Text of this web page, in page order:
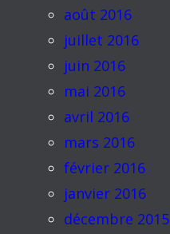
août 2016
juillet 2016
juin 2016
mai 2016
avril 2016
mars 2016
février 2016
janvier 2016
décembre 2015